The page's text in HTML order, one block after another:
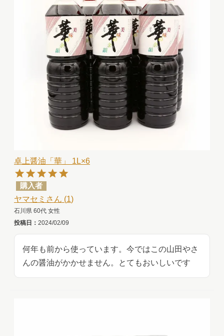
卓上醤油「華」 1L×6
購入者
ヤマセミ
1
石川県 60代 女性
投稿日
2024/02/09
何年も前から使っています。今ではこの山田やさ
んの醤油がかかせません。とてもおいしいです